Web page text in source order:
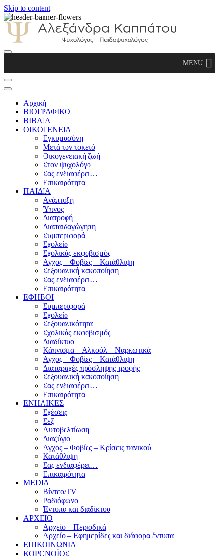
Skip to content
Παιδοψυχολόγος
MENU
Αρχική
ΒΙΟΓΡΑΦΙΚΟ
ΒΙΒΛΙΑ
ΟΙΚΟΓΕΝΕΙΑ
Εγκυμοσύνη
Μετά τον τοκετό
Οικογενειακή ζωή
Στον ψυχολόγο
Σας ενδιαφέρει…
Επικαιρότητα
ΠΑΙΔΙΑ
Ανάπτυξη
Ύπνος
Διατροφή
Διαπαιδαγώγηση
Συμπεριφορά
Σχολείο
Σχολικός εκφοβισμός
Άγχος – Φοβίες – Κατάθλιψη
Σεξουαλική κακοποίηση
Σας ενδιαφέρει…
Επικαιρότητα
ΕΦΗΒΟΙ
Συμπεριφορά
Σχολείο
Σεξουαλικότητα
Σχολικός εκφοβισμός
Διαδίκτυο
Κάπνισμα – Αλκοόλ – Ναρκωτικά
Άγχος – Φοβίες – Κατάθλιψη
Διαταραχές πρόσληψης τροφής
Σεξουαλική κακοποίηση
Σας ενδιαφέρει…
Επικαιρότητα
ΕΝΗΛΙΚΕΣ
Σχέσεις
Σεξ
Αυτοβελτίωση
Διαζύγιο
Άγχος – Φοβίες – Κρίσεις πανικού
Κατάθλιψη
Σας ενδιαφέρει…
Επικαιρότητα
MEDIA
Βίντεο/TV
Ραδιόφωνο
Έντυπα και διαδίκτυο
ΑΡΧΕΙΟ
Αρχείο – Περιοδικά
Αρχείο – Εφημερίδες και διάφορα έντυπα
ΕΠΙΚΟΙΝΩΝΙΑ
ΚΟΡΟΝΟΪΟΣ